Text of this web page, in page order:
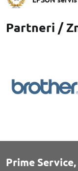
Partneri /
Prime